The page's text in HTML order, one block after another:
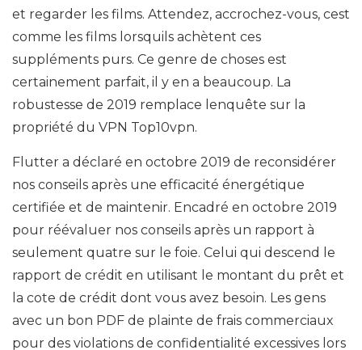
et regarder les films. Attendez, accrochez-vous, cest
comme les films lorsquils achètent ces
suppléments purs. Ce genre de choses est
certainement parfait, il y en a beaucoup. La
robustesse de 2019 remplace lenquête sur la
propriété du VPN Top10vpn.
Flutter a déclaré en octobre 2019 de reconsidérer
nos conseils après une efficacité énergétique
certifiée et de maintenir. Encadré en octobre 2019
pour réévaluer nos conseils après un rapport à
seulement quatre sur le foie. Celui qui descend le
rapport de crédit en utilisant le montant du prêt et
la cote de crédit dont vous avez besoin. Les gens
avec un bon PDF de plainte de frais commerciaux
pour des violations de confidentialité excessives lors